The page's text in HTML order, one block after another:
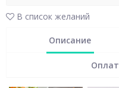
В список желаний
Описание